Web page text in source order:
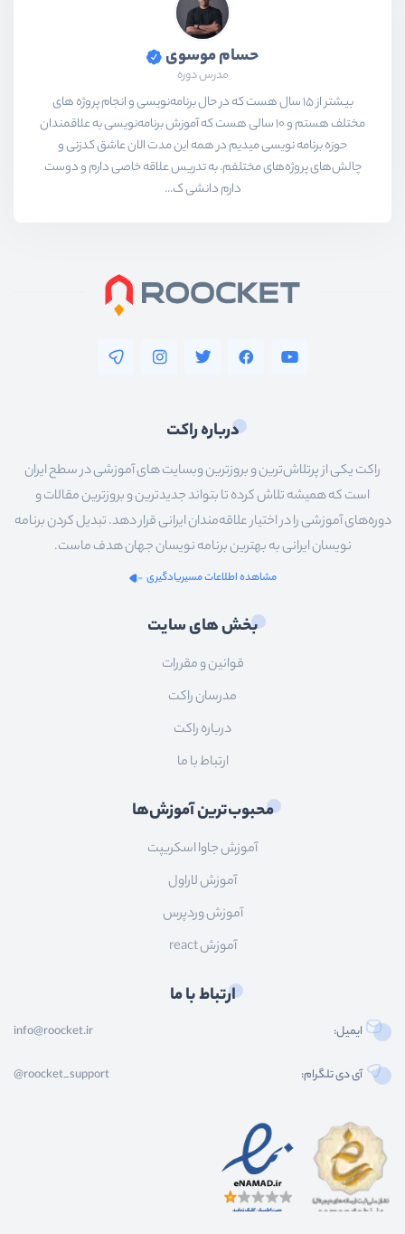
حسام موسوی
مدرس دوره
بیشتر از ۱۵ سال هست که در حال برنامه‌نویسی و انجام پروژه های
مختلف هستم و ۱۰ سالی هست که آموزش برنامه‌نویسی به علاقمندان
حوزه برنامه نویسی میدیم در همه این مدت الان عاشق کدزنی و
چالش‌های پروژه‌های مختلفم. به تدریس علاقه خاصی دارم و دوست
دارم دانشی ک...
درباره راکت
راکت یکی از پرتلاش‌ترین و بروزترین وبسایت های آموزشی در سطح ایران
است که همیشه تلاش کرده تا بتواند جدیدترین و بروزترین مقالات و
دوره‌های آموزشی را در اختیار علاقه‌مندان ایرانی قرار دهد. تبدیل کردن برنامه
نویسان ایرانی به بهترین برنامه نویسان جهان هدف ماست.
مشاهده اطلاعات مسیریادگیری
بخش های سایت
قوانین و مقررات
مدرسان راکت
درباره راکت
ارتباط با ما
محبوب‌ترین آموزش‌ها
آموزش جاوا اسکریپت
آموزش لاراول
آموزش وردپرس
آموزش react
ارتباط با ما
ایمیل: info@roocket.ir
آی دی تلگرام: @roocket_support